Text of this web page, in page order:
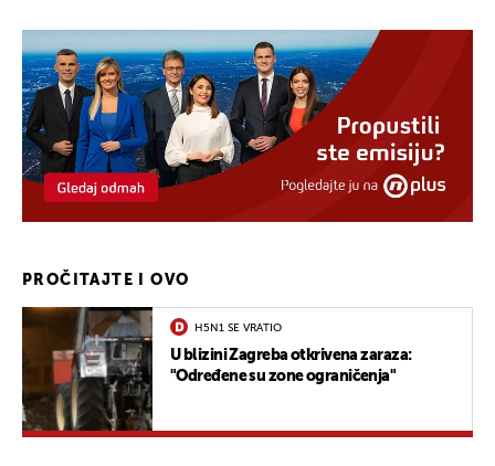
PROČITAJTE I OVO
H5N1 SE VRATIO
U blizini Zagreba otkrivena zaraza:
"Određene su zone ograničenja"